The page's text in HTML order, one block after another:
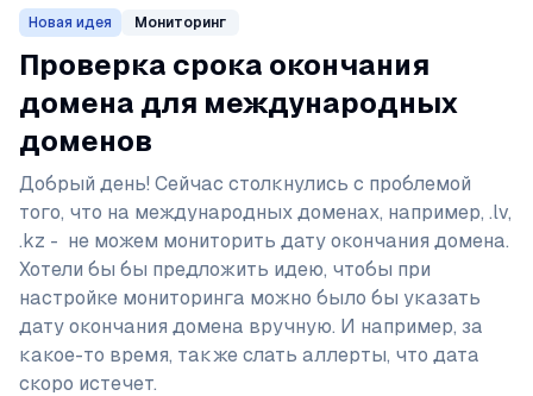
Проверка SSL-сертификата
Проверка в реестре РКН
Новая идея Мониторинг
Проверка срока окончания
домена для международных
доменов
Добрый день! Сейчас столкнулись с проблемой
того, что на международных доменах, например, .lv,
.kz -  не можем мониторить дату окончания домена.
Хотели бы бы предложить идею, чтобы при
настройке мониторинга можно было бы указать
дату окончания домена вручную. И например, за
какое-то время, также слать аллерты, что дата
скоро истечет.